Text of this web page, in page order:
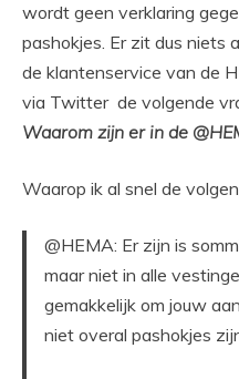
wordt geen verklaring
pashokjes. Er zit dus niets
de klantenservice van de
via Twitter de volgende
Waarom zijn er in de
Waarop ik al snel de
@HEMA: Er zijn is
maar niet in alle
gemakkelijk om jouw
niet overal pashokjes